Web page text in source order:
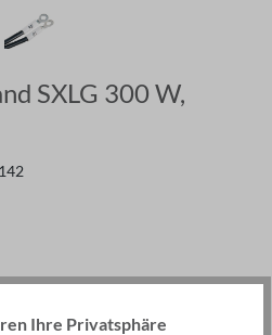
SXLG 300 W,
Ihre Privatsphäre